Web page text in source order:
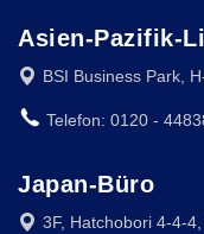
Asien-Pazifik-
BSI Business Park,
Telefon: 0120 -
Japan-Büro
3F, Hatchobori 4-4-